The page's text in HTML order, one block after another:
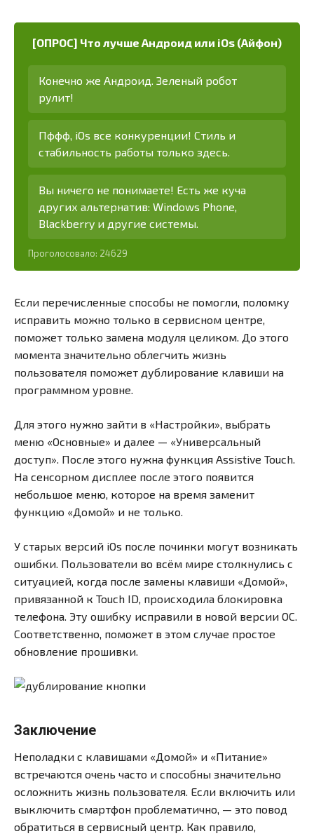
[ОПРОС] Что лучше Андроид или iOs (Айфон)
Конечно же Андроид. Зеленый робот
рулит!
Пффф, iOs все конкуренции! Стиль и
стабильность работы только здесь.
Вы ничего не понимаете! Есть же куча
других альтернатив: Windows Phone,
Blackberry и другие системы.
Проголосовало: 24629
Если перечисленные способы не помогли, поломку
исправить можно только в сервисном центре,
поможет только замена модуля целиком. До этого
момента значительно облегчить жизнь
пользователя поможет дублирование клавиши на
программном уровне.
Для этого нужно зайти в «Настройки», выбрать
меню «Основные» и далее — «Универсальный
доступ». После этого нужна функция Assistive Touch.
На сенсорном дисплее после этого появится
небольшое меню, которое на время заменит
функцию «Домой» и не только.
У старых версий iOs после починки могут возникать
ошибки. Пользователи во всём мире столкнулись с
ситуацией, когда после замены клавиши «Домой»,
привязанной к Touch ID, происходила блокировка
телефона. Эту ошибку исправили в новой версии ОС.
Соответственно, поможет в этом случае простое
обновление прошивки.
Заключение
Неполадки с клавишами «Домой» и «Питание»
встречаются очень часто и способны значительно
осложнить жизнь пользователя. Если включить или
выключить смартфон проблематично, — это повод
обратиться в сервисный центр. Как правило,